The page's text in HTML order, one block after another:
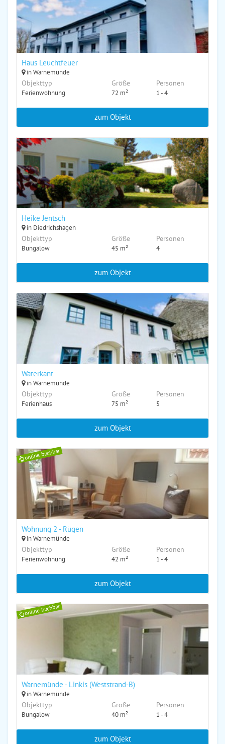
Haus Leuchtfeuer
in Warnemünde
Objekttyp
Ferienwohnung
Größe
72 m²
Personen
1 - 4
zum Objekt
Heike Jentsch
in Diedrichshagen
Objekttyp
Bungalow
Größe
45 m²
Personen
4
zum Objekt
Waterkant
in Warnemünde
Objekttyp
Ferienhaus
Größe
75 m²
Personen
5
zum Objekt
online buchbar
Wohnung 2 - Rügen
in Warnemünde
Objekttyp
Ferienwohnung
Größe
42 m²
Personen
1 - 4
zum Objekt
online buchbar
Warnemünde - Linkis (Weststrand-B)
in Warnemünde
Objekttyp
Bungalow
Größe
40 m²
Personen
1 - 4
zum Objekt